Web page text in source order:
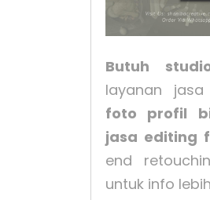
Butuh
layanan jasa
foto profil
jasa editing
end
untuk info